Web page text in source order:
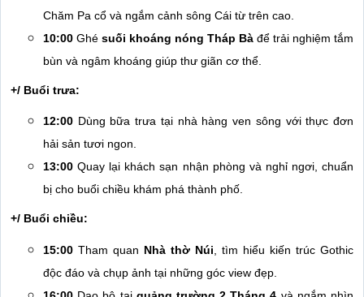
Chăm Pa cổ và ngắm cảnh sông Cái từ trên cao.
10:00 Ghé suối khoáng nóng Tháp Bà để trải nghiệm tắm
bùn và ngâm khoáng giúp thư giãn cơ thể.
+/ Buổi trưa:
12:00 Dùng bữa trưa tại nhà hàng ven sông với thực đơn
hải sản tươi ngon.
13:00 Quay lại khách sạn nhận phòng và nghỉ ngơi, chuẩn
bị cho buổi chiều khám phá thành phố.
+/ Buổi chiều:
15:00 Tham quan Nhà thờ Núi , tìm hiểu kiến trúc Gothic
độc đáo và chụp ảnh tại những góc view đẹp.